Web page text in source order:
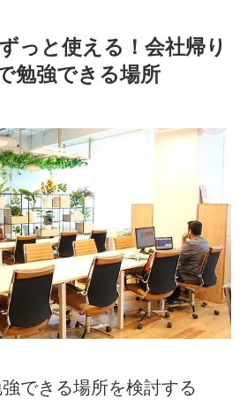
っと使える！会社帰り
勉強できる場所
できる場所を検討する